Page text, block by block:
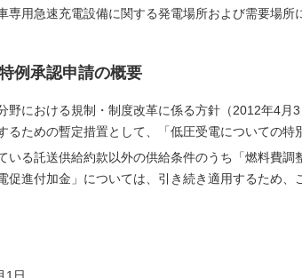
専用急速充電設備に関する発電場所および需要場所
例承認申請の概要
野における規制・制度改革に係る方針（2012年4
るための暫定措置として、「低圧受電についての特
いる託送供給約款以外の供給条件のうち「燃料費調
促進付加金」については、引き続き適用するため